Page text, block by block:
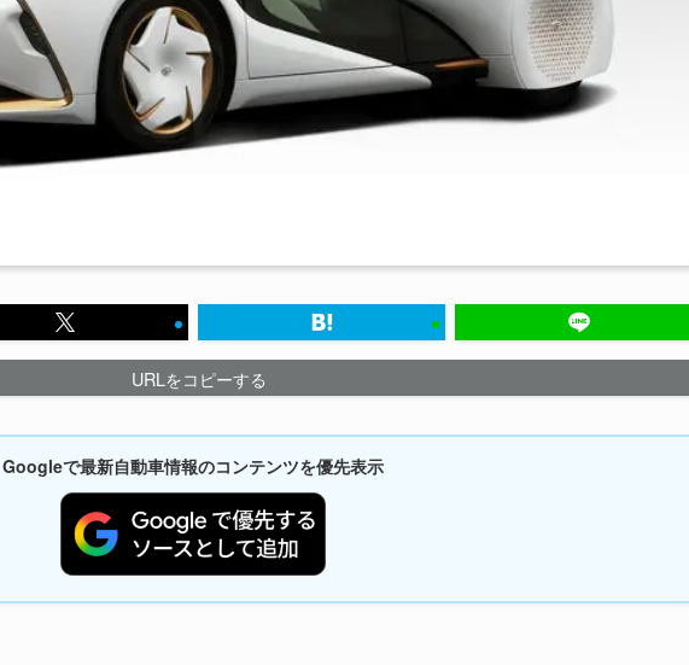
URLをコピーする
Googleで最新自動車情報のコンテンツを優先表示